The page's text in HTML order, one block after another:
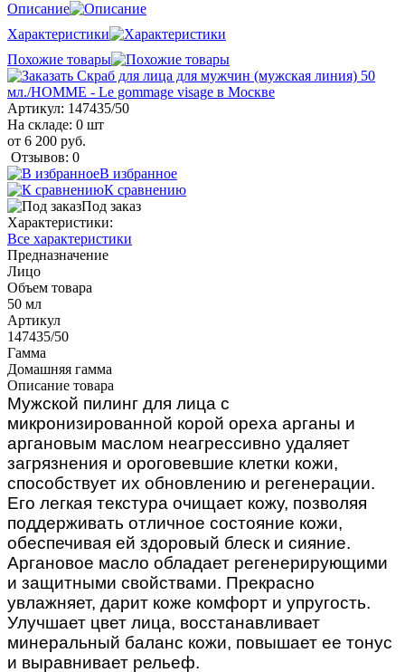
Описание
Характеристики
Похожие товары
Артикул: 147435/50
На складе: 0 шт
от 6 200 руб.
Отзывов: 0
В избранное
К сравнению
Под заказ
Характеристики:
Все характеристики
Предназначение
Лицо
Объем товара
50 мл
Артикул
147435/50
Гамма
Домашняя гамма
Описание товара
Мужской пилинг для лица с
микронизированной корой ореха арганы и
аргановым маслом неагрессивно удаляет
загрязнения и ороговевшие клетки кожи,
способствует их обновлению и регенерации.
Его легкая текстура очищает кожу, позволяя
поддерживать отличное состояние кожи,
обеспечивая ей здоровый блеск и сияние.
Аргановое масло обладает регенерирующими
и защитными свойствами. Прекрасно
увлажняет, дарит коже комфорт и упругость.
Улучшает цвет лица, восстанавливает
минеральный баланс кожи, повышает ее тонус
и выравнивает рельеф.